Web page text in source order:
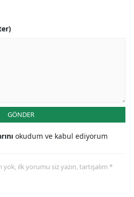
GÖNDER
okudum ve kabul ediyorum
ilk yorumu siz yazın, tartışalım *